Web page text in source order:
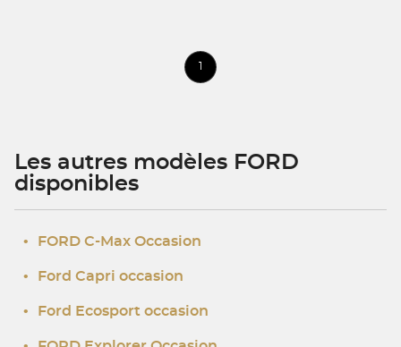
Les autres modèles FORD
disponibles
• FORD C-Max Occasion
• Ford Capri occasion
• Ford Ecosport occasion